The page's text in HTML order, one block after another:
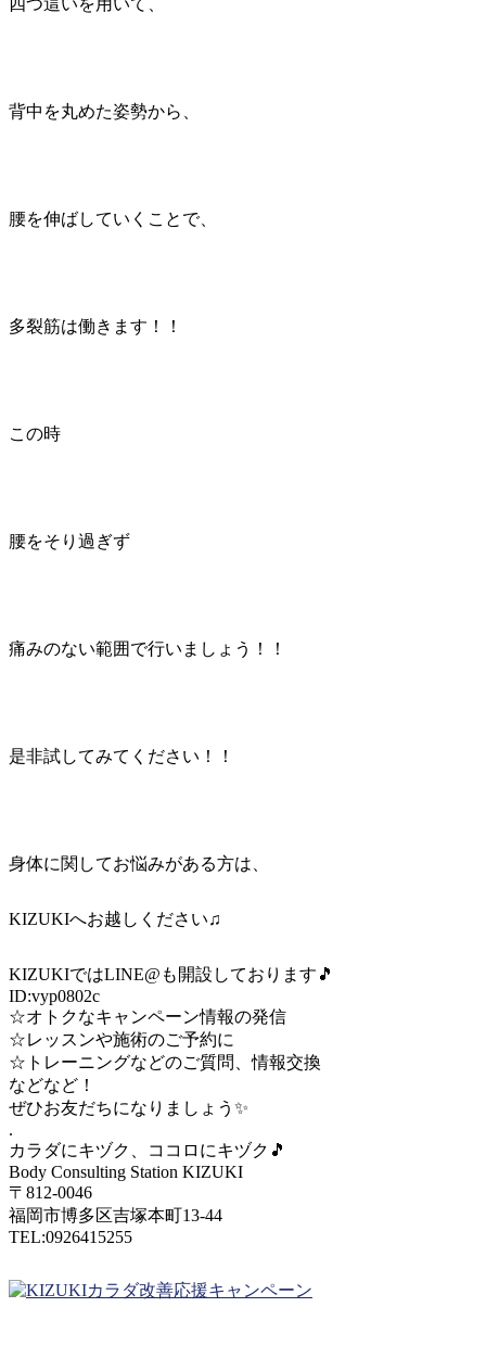
四つ這いを用いて、
背中を丸めた姿勢から、
腰を伸ばしていくことで、
多裂筋は働きます！！
この時
腰をそり過ぎず
痛みのない範囲で行いましょう！！
是非試してみてください！！
身体に関してお悩みがある方は、
KIZUKIへお越しください♫
KIZUKIではLINE@も開設しております 🎵
ID:vyp0802c
☆オトクなキャンペーン情報の発信
☆レッスンや施術のご予約に
☆トレーニングなどのご質問、情報交換
などなど！
ぜひお友だちになりましょう ✨
.
カラダにキヅク、ココロにキヅク 🎵
Body Consulting Station KIZUKI
〒812-0046
福岡市博多区吉塚本町13-44
TEL:0926415255